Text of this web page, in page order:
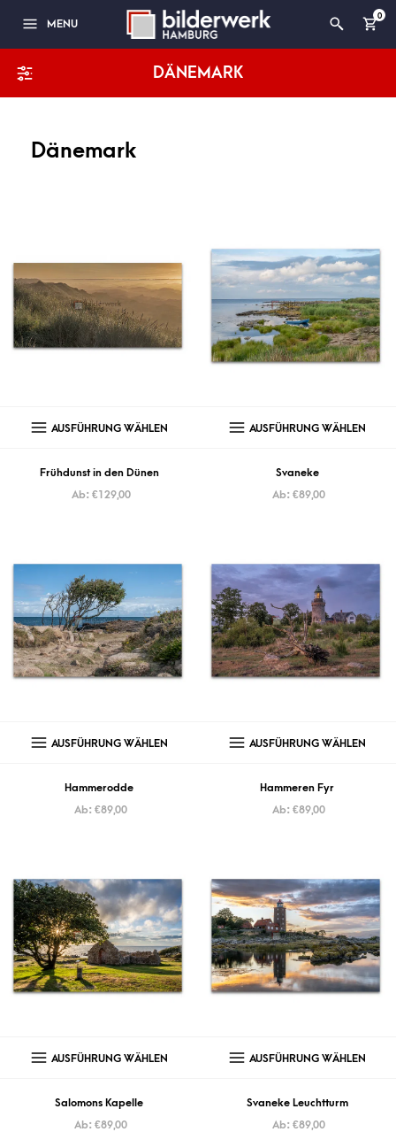
MENU
0
DÄNEMARK
Dänemark
AUSFÜHRUNG WÄHLEN
Frühdunst in den Dünen
Ab: €129,00
AUSFÜHRUNG WÄHLEN
Svaneke
Ab: €89,00
AUSFÜHRUNG WÄHLEN
Hammerodde
Ab: €89,00
AUSFÜHRUNG WÄHLEN
Hammeren Fyr
Ab: €89,00
AUSFÜHRUNG WÄHLEN
Salomons Kapelle
Ab: €89,00
AUSFÜHRUNG WÄHLEN
Svaneke Leuchtturm
Ab: €89,00